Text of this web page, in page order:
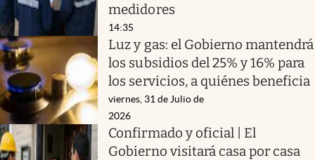
medidores
14:35
Luz y gas: el Gobierno mantendrá
los subsidios del 25% y 16% para
los servicios, a quiénes beneficia
viernes, 31 de Julio de
2026
Confirmado y oficial | El
Gobierno visitará casa por casa